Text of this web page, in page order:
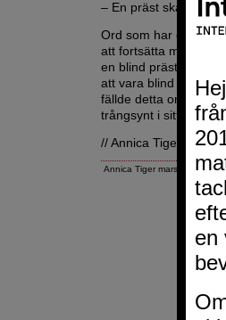
– En präst ska leda
Ord som har gett en
att fortsätta med sin
en blind präst. Det är
att vara blind på
fällde detta omdöme
trångsynt i sitt
// Annica Tiger
Annica Tiger mars 3, 2004